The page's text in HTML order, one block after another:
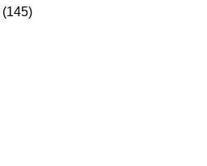
(145)